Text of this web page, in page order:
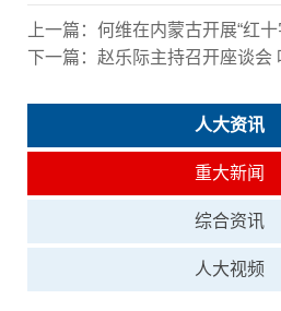
上一篇： 何维在内蒙古开展“红
下一篇： 赵乐际主持召开座谈会 听取对全国人大
人大资讯
重大新闻
综合资讯
人大视频